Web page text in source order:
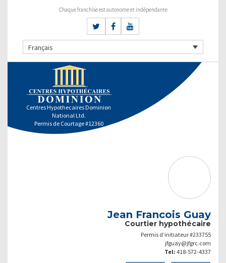
Chaque franchise est autonome et indépendante
Français
Centres Hypothecaires Dominion
National Ltd.
Permis de Courtage #12360
Jean Francois Guay
Courtier hypothécaire
Permis d’initiateur #233755
jfguay@jfgrc.com
Tel: 418-572-4337